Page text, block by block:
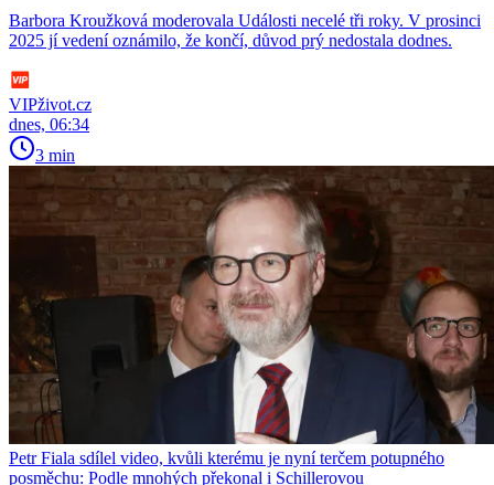
Barbora Kroužková moderovala Události necelé tři roky. V prosinci
2025 jí vedení oznámilo, že končí, důvod prý nedostala dodnes.
VIPživot.cz
dnes, 06:34
3 min
Petr Fiala sdílel video, kvůli kterému je nyní terčem potupného
posměchu: Podle mnohých překonal i Schillerovou